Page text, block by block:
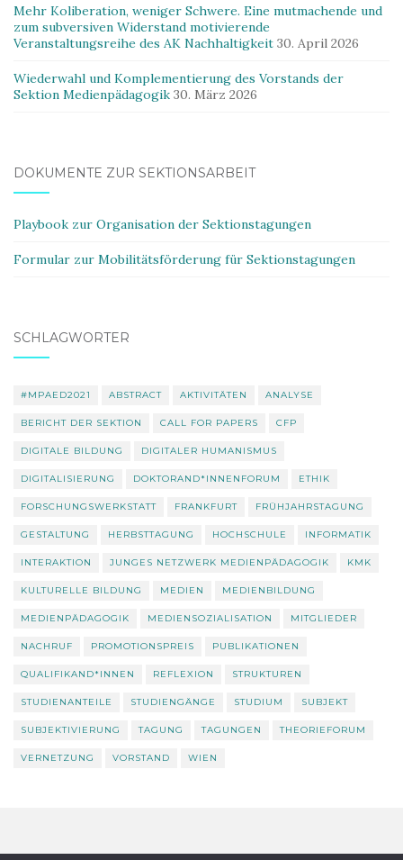
Mehr Koliberation, weniger Schwere. Eine mutmachende und
zum subversiven Widerstand motivierende
Veranstaltungsreihe des AK Nachhaltigkeit 30. April 2026
Wiederwahl und Komplementierung des Vorstands der
Sektion Medienpädagogik 30. März 2026
DOKUMENTE ZUR SEKTIONSARBEIT
Playbook zur Organisation der Sektionstagungen
Formular zur Mobilitätsförderung für Sektionstagungen
SCHLAGWÖRTER
#MPAED2021 ABSTRACT AKTIVITÄTEN ANALYSE
BERICHT DER SEKTION CALL FOR PAPERS CFP
DIGITALE BILDUNG DIGITALER HUMANISMUS
DIGITALISIERUNG DOKTORAND*INNENFORUM ETHIK
FORSCHUNGSWERKSTATT FRANKFURT FRÜHJAHRSTAGUNG
GESTALTUNG HERBSTTAGUNG HOCHSCHULE INFORMATIK
INTERAKTION JUNGES NETZWERK MEDIENPÄDAGOGIK KMK
KULTURELLE BILDUNG MEDIEN MEDIENBILDUNG
MEDIENPÄDAGOGIK MEDIENSOZIALISATION MITGLIEDER
NACHRUF PROMOTIONSPREIS PUBLIKATIONEN
QUALIFIKAND*INNEN REFLEXION STRUKTUREN
STUDIENANTEILE STUDIENGÄNGE STUDIUM SUBJEKT
SUBJEKTIVIERUNG TAGUNG TAGUNGEN THEORIEFORUM
VERNETZUNG VORSTAND WIEN